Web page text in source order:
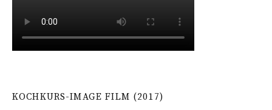
KOCHKURS-IMAGE FILM (2017)